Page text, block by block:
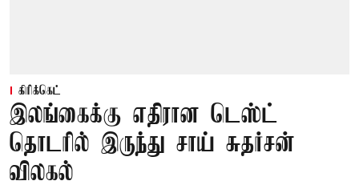
கிரிக்கெட்
இலங்கைக்கு எதிரான டெஸ்ட்
தொடரில் இருந்து சாய் சுதர்சன்
விலகல்